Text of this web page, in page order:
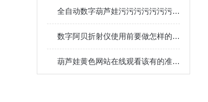
全自动数字葫芦娃污污污污污污污污APP下载地址的维护
数字阿贝折射仪使用前要做怎样的准备工作？
葫芦娃黄色网站在线观看该有的准备工作和维护一样不能少